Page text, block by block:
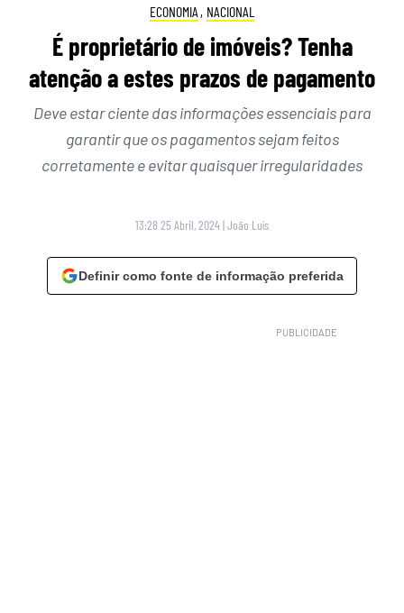
ECONOMIA , NACIONAL
É proprietário de imóveis? Tenha
atenção a estes prazos de pagamento
Deve estar ciente das informações essenciais para
garantir que os pagamentos sejam feitos
corretamente e evitar quaisquer irregularidades
13:28 25 Abril, 2024|João Luís
Definir como fonte de informação preferida